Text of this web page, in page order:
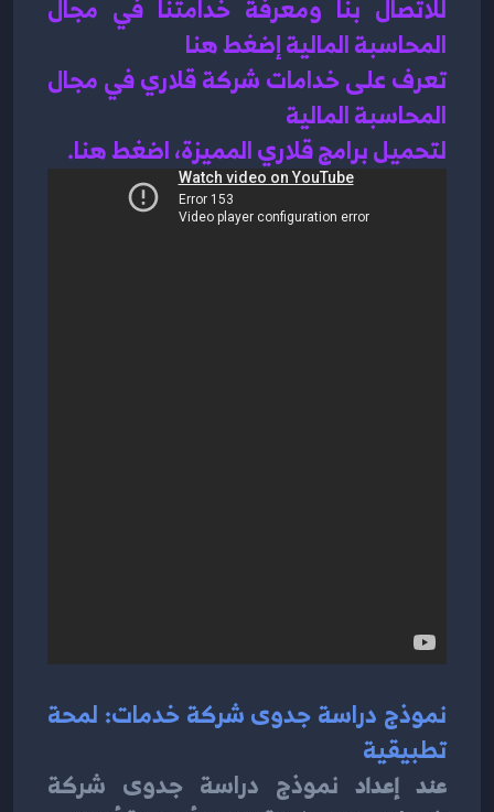
المحاسبة المالية إضغط هنا
المحاسبة المالية
لتحميل برامج قلاري المميزة، اضغط هنا.
تطبيقية
عند إعداد